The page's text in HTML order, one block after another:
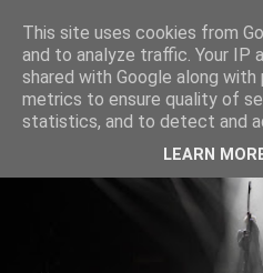
This site uses cookies from
and to analyze traffic. Your IP
shared with Google along
metrics to ensure quality of
statistics, and to detect and
LEARN